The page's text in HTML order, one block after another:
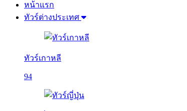
หน้าแรก
ทัวร์ต่างประเทศ
ทัวร์เกาหลี
94